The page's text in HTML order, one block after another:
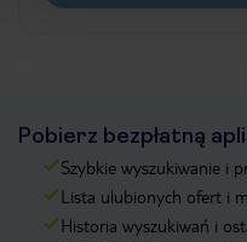
Pobierz bezpłatną
Szybkie wyszukiwanie i
Lista ulubionych ofert i
Historia wyszukiwań i